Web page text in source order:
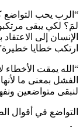
“الرب يحب التواضع
لمَ؟ لكي يبقى
الإنسان إلى
ارتكب خطايا
“الله يمقت الأخطاء
الفشل بمعنى ما
لنبقى متواضعين
التواضع في أقوال